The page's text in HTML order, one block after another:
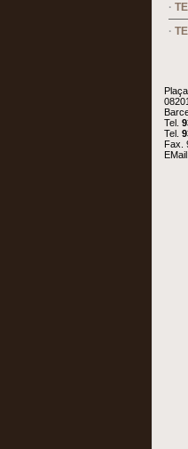
·
·
Tel.
Tel.
Fax.
EMail: